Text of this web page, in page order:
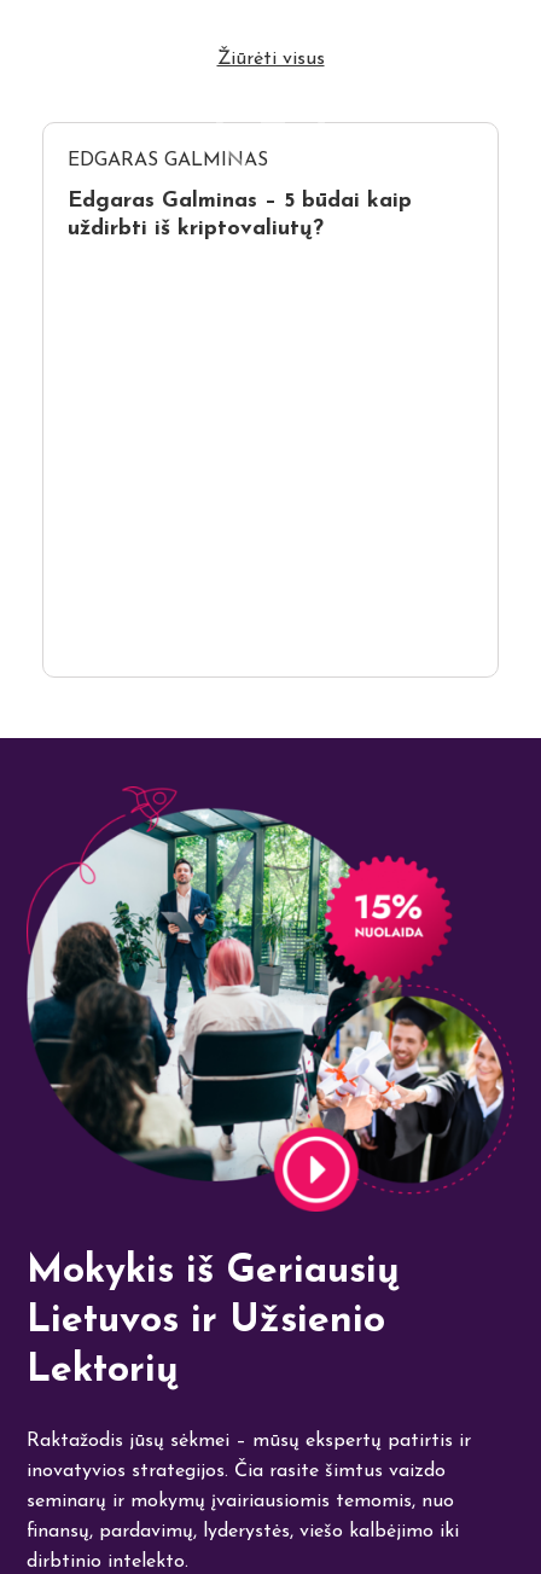
Žiūrėti visus
EDGARAS GALMINAS
Edgaras Galminas – 5 būdai kaip
uždirbti iš kriptovaliutų?
Mokykis iš Geriausių
Lietuvos ir Užsienio
Lektorių
Raktažodis jūsų sėkmei – mūsų ekspertų patirtis ir
inovatyvios strategijos. Čia rasite šimtus vaizdo
seminarų ir mokymų įvairiausiomis temomis, nuo
finansų, pardavimų, lyderystės, viešo kalbėjimo iki
dirbtinio intelekto.